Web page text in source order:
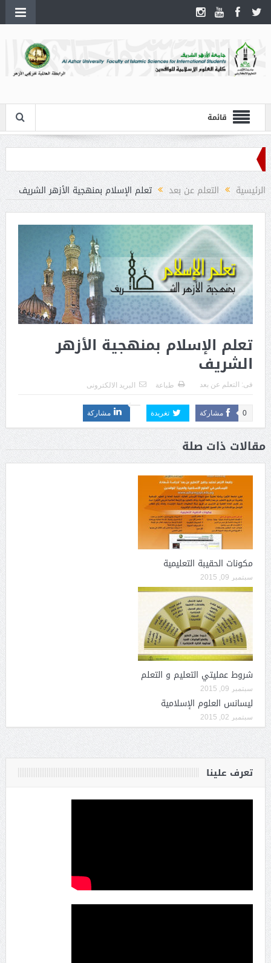
قائمة
الرئيسية التعلم عن بعد تعلم الإسلام بمنهجية الأزهر الشريف
تعلم الإسلام بمنهجية الأزهر
الشريف
فى: التعلم عن بعد طباعة البريد الالكترونى
مشاركة 0 تغريدة مشاركة
مقالات ذات صلة
مكونات الحقيبة التعليمية
سبتمبر 09, 2015
شروط عمليتي التعليم و التعلم
سبتمبر 09, 2015
ليسانس العلوم الإسلامية
سبتمبر 02, 2015
تعرف علينا